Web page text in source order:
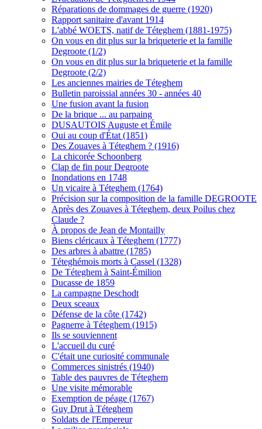
Réparations de dommages de guerre (1920)
Rapport sanitaire d'avant 1914
L'abbé WOETS, natif de Téteghem (1881-1975)
On vous en dit plus sur la briqueterie et la famille
Degroote (1/2)
On vous en dit plus sur la briqueterie et la famille
Degroote (2/2)
Les anciennes mairies de Téteghem
Bulletin paroissial années 30 - années 40
Une fusion avant la fusion
De la brique ... au parpaing
DUSAUTOIS Auguste et Émile
Oui au coup d'État (1851)
Des Zouaves à Téteghem ? (1916)
La chicorée Schoonberg
Clap de fin pour Degroote
Inondations en 1748
Un vicaire à Téteghem (1764)
Précision sur la composition de la famille DEGROOTE
Après des Zouaves à Téteghem, deux Poilus chez
Claude ?
À propos de Jean de Montailly
Biens cléricaux à Téteghem (1777)
Des arbres à abattre (1785)
Téteghémois morts à Cassel (1328)
De Téteghem à Saint-Émilion
Ducasse de 1859
La campagne Deschodt
Deux sceaux
Défense de la côte (1742)
Pagnerre à Téteghem (1915)
Ils se souviennent
L'accueil du curé
C'était une curiosité communale
Commerces sinistrés (1940)
Table des pauvres de Téteghem
Une visite mémorable
Exemption de péage (1767)
Guy Drut à Téteghem
Soldats de l'Empereur